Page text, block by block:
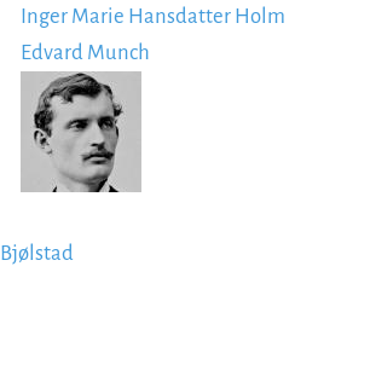
Inger Marie Hansdatter Holm
Edvard Munch
Image